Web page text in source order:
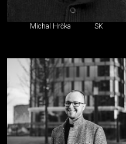
Michal Hrčka SK